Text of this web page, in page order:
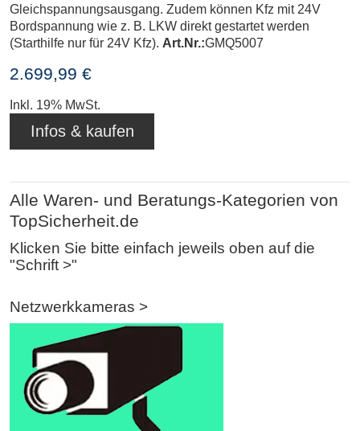
Gleichspannungsausgang. Zudem können Kfz mit 24V
Bordspannung wie z. B. LKW direkt gestartet werden
(Starthilfe nur für 24V Kfz). Art.Nr.:GMQ5007
2.699,99 €
Inkl. 19% MwSt.
Infos & kaufen
Alle Waren- und Beratungs-Kategorien von
TopSicherheit.de
Klicken Sie bitte einfach jeweils oben auf die
"Schrift >"
Netzwerkkameras >